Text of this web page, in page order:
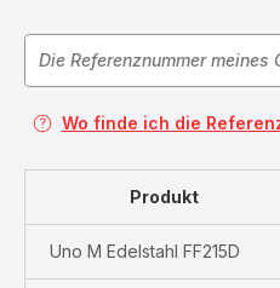
Wo finde ich die
Produkt
Uno M Edelstahl FF215D